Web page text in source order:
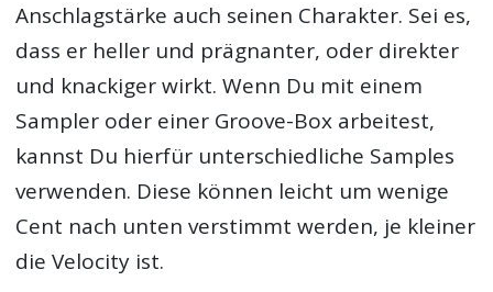
Anschlagstärke auch seinen Charakter. Sei es,
dass er heller und prägnanter, oder direkter
und knackiger wirkt. Wenn Du mit einem
Sampler oder einer Groove-Box arbeitest,
kannst Du hierfür unterschiedliche Samples
verwenden. Diese können leicht um wenige
Cent nach unten verstimmt werden, je kleiner
die Velocity ist.